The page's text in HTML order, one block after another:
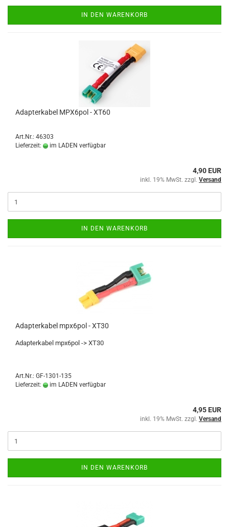
IN DEN WARENKORB
Adapterkabel MPX6pol - XT60
Art.Nr.: 46303
Lieferzeit:
im LADEN verfügbar
4,90 EUR
inkl. 19% MwSt. zzgl. Versand
IN DEN WARENKORB
Adapterkabel mpx6pol - XT30
Adapterkabel mpx6pol -> XT30
Art.Nr.: GF-1301-135
Lieferzeit:
im LADEN verfügbar
4,95 EUR
inkl. 19% MwSt. zzgl. Versand
IN DEN WARENKORB